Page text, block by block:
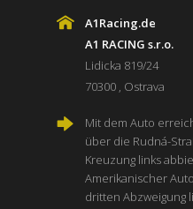
A1Racing.de
A1 RACING s.r.o.
Lidicka 819/24
70300 , Ostrava
Mit dem Auto
über die Rudná-
Kreuzung links
Amerikanischer
dritten Abzweigung